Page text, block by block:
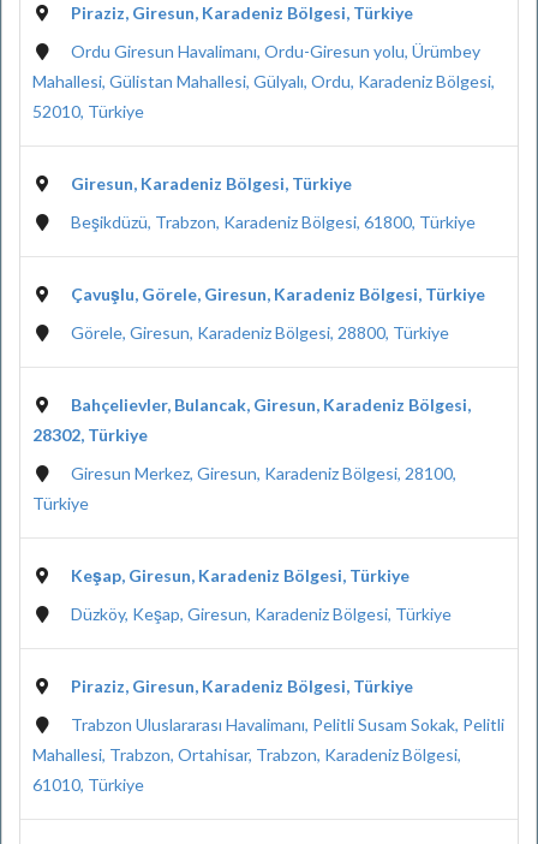
Piraziz, Giresun, Karadeniz Bölgesi, Türkiye
Ordu Giresun Havalimanı, Ordu-Giresun yolu, Ürümbey
Mahallesi, Gülistan Mahallesi, Gülyalı, Ordu, Karadeniz Bölgesi,
52010, Türkiye
Giresun, Karadeniz Bölgesi, Türkiye
Beşikdüzü, Trabzon, Karadeniz Bölgesi, 61800, Türkiye
Çavuşlu, Görele, Giresun, Karadeniz Bölgesi, Türkiye
Görele, Giresun, Karadeniz Bölgesi, 28800, Türkiye
Bahçelievler, Bulancak, Giresun, Karadeniz Bölgesi,
28302, Türkiye
Giresun Merkez, Giresun, Karadeniz Bölgesi, 28100,
Türkiye
Keşap, Giresun, Karadeniz Bölgesi, Türkiye
Düzköy, Keşap, Giresun, Karadeniz Bölgesi, Türkiye
Piraziz, Giresun, Karadeniz Bölgesi, Türkiye
Trabzon Uluslararası Havalimanı, Pelitli Susam Sokak, Pelitli
Mahallesi, Trabzon, Ortahisar, Trabzon, Karadeniz Bölgesi,
61010, Türkiye